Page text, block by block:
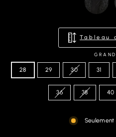
Tableau
28 29 30 31
36 38 40
Seulement